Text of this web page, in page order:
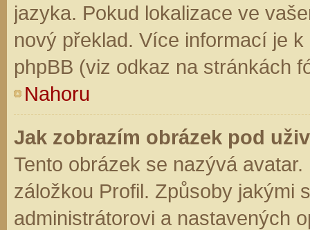
jazyka. Pokud lokalizace ve
nový překlad. Více informací je
phpBB (viz odkaz na stránkách
Nahoru
Jak zobrazím obrázek pod
Tento obrázek se nazývá
záložkou Profil. Způsoby jakými
administrátorovi a nastavených